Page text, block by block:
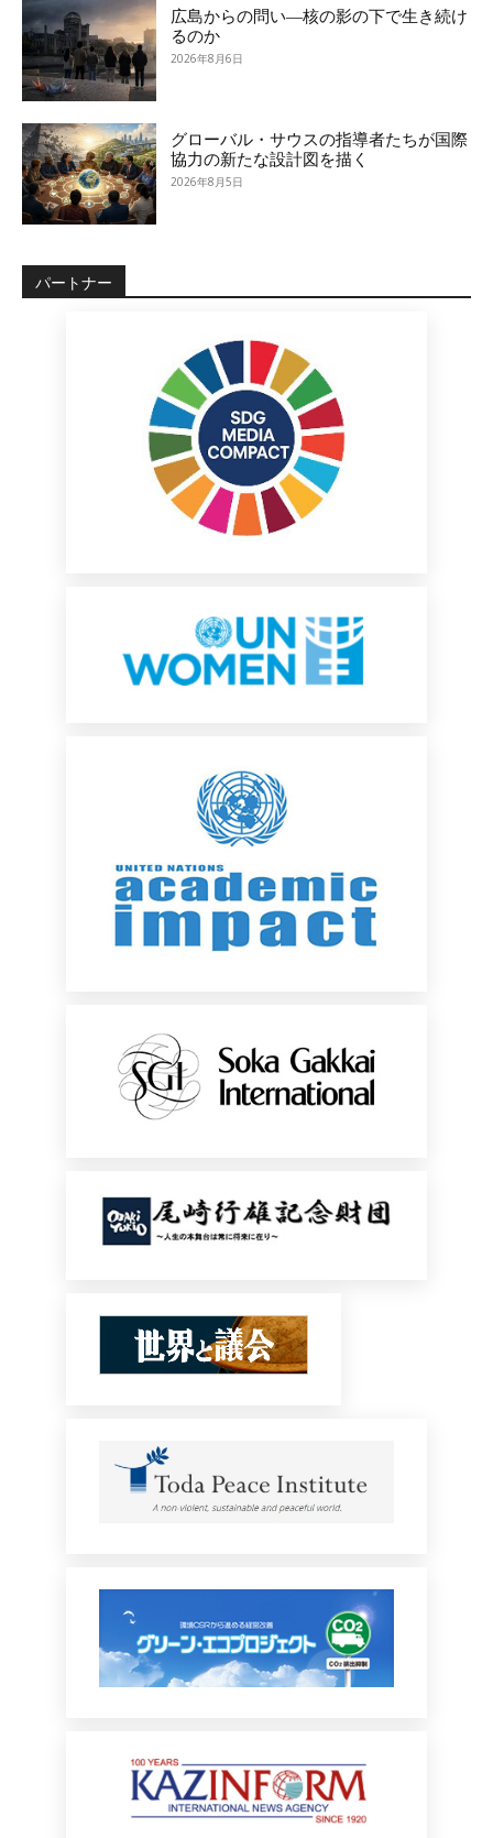
広島からの問い―核の影の下で生き続け
るのか
2026年8月6日
グローバル・サウスの指導者たちが国際
協力の新たな設計図を描く
2026年8月5日
パートナー